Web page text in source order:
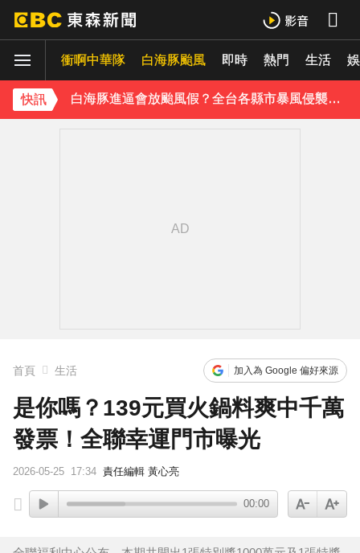
衝啊中華隊 白海豚颱風 即時 熱門 生活
快訊
白海豚進逼會放颱風假？全台各縣市暴風侵襲率曝
《理財達人秀》X 安聯投信免費講座報名中！搶先卡位 2027
首頁 生活 加入為 Google 偏好來源
是你嗎？139元買火鍋料爽中千萬
發票！全聯幸運門市曝光
2026-05-25 17:34 責任編輯 黃心亮
00:00